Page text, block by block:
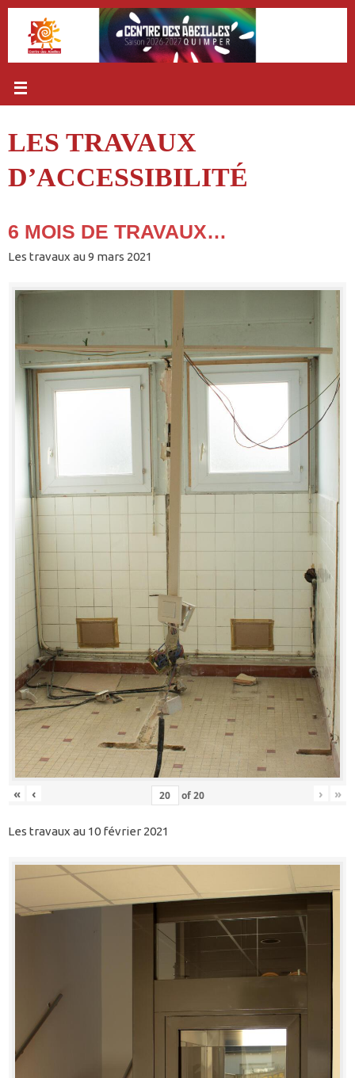
Passer
contenu
LES TRAVAUX
D’ACCESSIBILITÉ
6 MOIS DE TRAVAUX…
Les travaux au 9 mars 2021
« ‹ of20 › »
Les travaux au 10 février 2021